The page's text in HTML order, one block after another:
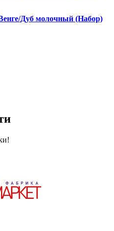
Дуб молочный (Набор)